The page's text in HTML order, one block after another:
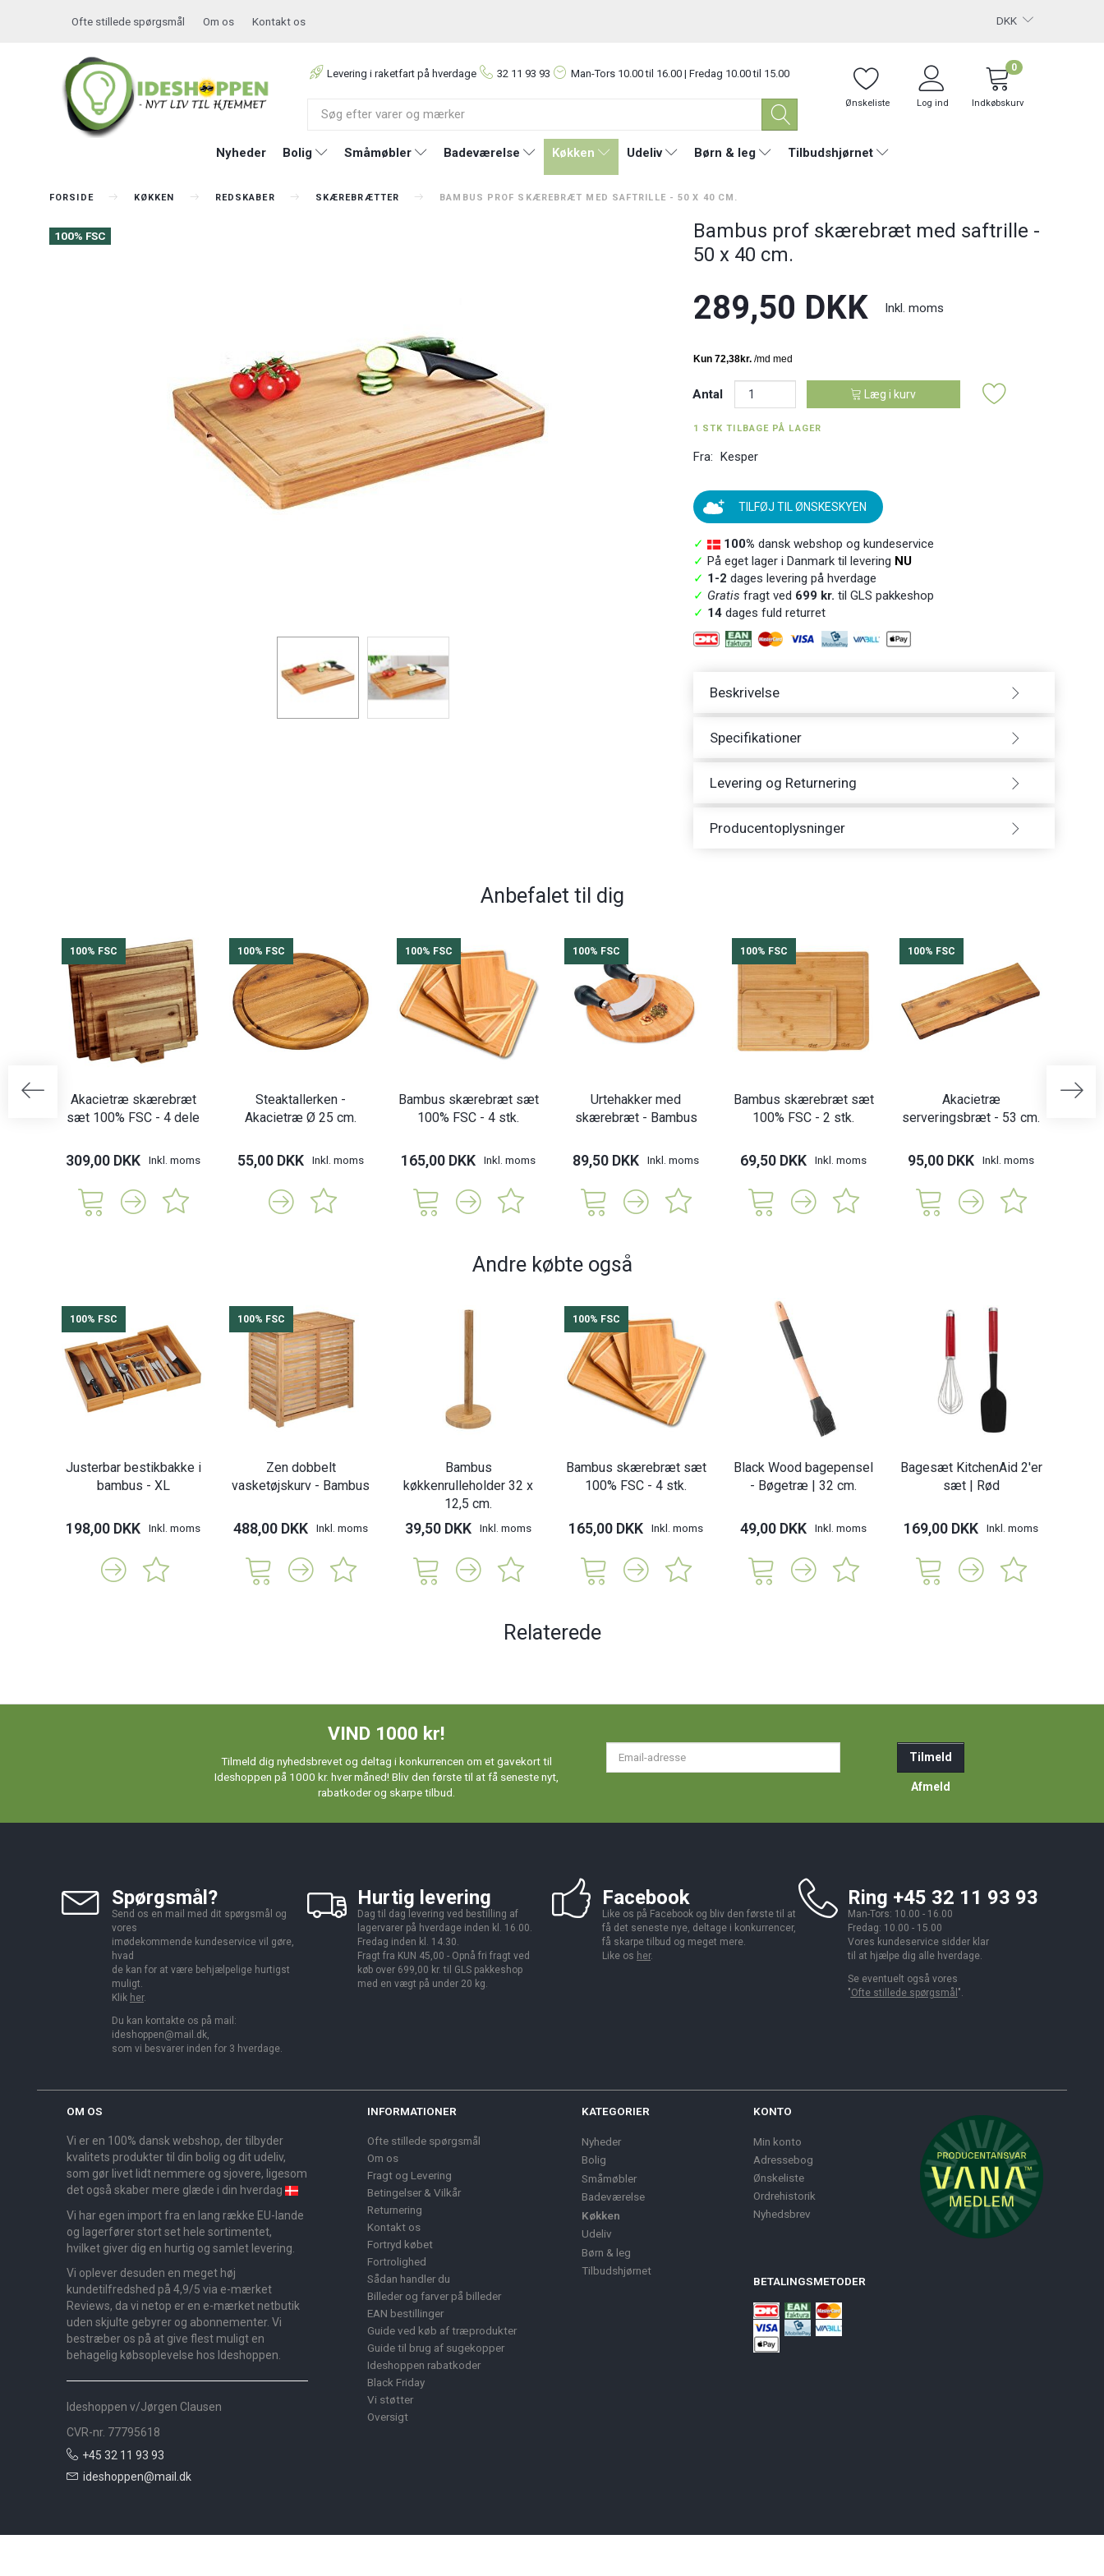
DKK
Ofte stillede spørgsmål Om os Kontakt os
Levering i raketfart på hverdage 32 11 93 93 Man-Tors 10.00 til 16.00 | Fredag 10.00 til 15.00
Ønskeliste Log ind Indkøbskurv
0
Nyheder Bolig Småmøbler Badeværelse Køkken Udeliv Børn & leg Tilbudshjørnet
FORSIDE KØKKEN REDSKABER SKÆREBRÆTTER BAMBUS PROF SKÆREBRÆT MED SAFTRILLE - 50 X 40 CM.
100% FSC
Bambus prof skærebræt med saftrille -
50 x 40 cm.
289,50 DKK Inkl. moms
Antal Læg i kurv
1 STK TILBAGE PÅ LAGER
Fra: Kesper
TILFØJ TIL ØNSKESKYEN
✓ 100% dansk webshop og kundeservice
✓ På eget lager i Danmark til levering NU
✓ 1-2 dages levering på hverdage
✓ Gratis fragt ved 699 kr. til GLS pakkeshop
✓ 14dages fuld returret
Beskrivelse
Specifikationer
Levering og Returnering
Producentoplysninger
Anbefalet til dig
100% FSC
Akacietræ skærebræt
sæt 100% FSC - 4 dele
309,00 DKK Inkl. moms
100% FSC
Steaktallerken -
Akacietræ Ø 25 cm.
55,00 DKK Inkl. moms
100% FSC
Bambus skærebræt sæt
100% FSC - 4 stk.
165,00 DKK Inkl. moms
100% FSC
Urtehakker med
skærebræt - Bambus
89,50 DKK Inkl. moms
100% FSC
Bambus skærebræt sæt
100% FSC - 2 stk.
69,50 DKK Inkl. moms
100% FSC
Akacietræ
serveringsbræt - 53 cm.
95,00 DKK Inkl. moms
Andre købte også
100% FSC
Justerbar bestikbakke i
bambus - XL
198,00 DKK Inkl. moms
100% FSC
Zen dobbelt
vasketøjskurv - Bambus
488,00 DKK Inkl. moms
Bambus
køkkenrulleholder 32 x
12,5 cm.
39,50 DKK Inkl. moms
100% FSC
Bambus skærebræt sæt
100% FSC - 4 stk.
165,00 DKK Inkl. moms
Black Wood bagepensel
- Bøgetræ | 32 cm.
49,00 DKK Inkl. moms
Bagesæt KitchenAid 2'er
sæt | Rød
169,00 DKK Inkl. moms
Relaterede
VIND 1000 kr!
Tilmeld dig nyhedsbrevet og deltag i konkurrencen om et gavekort til
Ideshoppen på 1000 kr. hver måned! Bliv den første til at få seneste nyt,
rabatkoder og skarpe tilbud.
Tilmeld
Afmeld
Spørgsmål?
Send os en mail med dit spørgsmål og
vores
imødekommende kundeservice vil gøre,
hvad
de kan for at være behjælpelige hurtigst
muligt.
Klik her.
Du kan kontakte os på mail:
ideshoppen@mail.dk,
som vi besvarer inden for 3 hverdage.
Hurtig levering
Dag til dag levering ved bestilling af
lagervarer på hverdage inden kl. 16.00.
Fredag inden kl. 14.30.
Fragt fra KUN 45,00 - Opnå fri fragt ved
køb over 699,00 kr. til GLS pakkeshop
med en vægt på under 20 kg.
Facebook
Like os på Facebook og bliv den første til at
få det seneste nye, deltage i konkurrencer,
få skarpe tilbud og meget mere.
Like os her.
Ring +45 32 11 93 93
Man-Tors: 10.00 - 16.00
Fredag: 10.00 - 15.00
Vores kundeservice sidder klar
til at hjælpe dig alle hverdage.
Se eventuelt også vores
"Ofte stillede spørgsmål ".
OM OS
Vi er en 100% dansk webshop, der tilbyder
kvalitets produkter til din bolig og dit udeliv,
som gør livet lidt nemmere og sjovere, ligesom
det også skaber mere glæde i din hverdag
Vi har egen import fra en lang række EU-lande
og lagerfører stort set hele sortimentet,
hvilket giver dig en hurtig og samlet levering.
Vi oplever desuden en meget høj
kundetilfredshed på 4,9/5 via e-mærket
Reviews, da vi netop er en e-mærket netbutik
uden skjulte gebyrer og abonnementer. Vi
bestræber os på at give flest muligt en
behagelig købsoplevelse hos Ideshoppen.
Ideshoppen v/Jørgen Clausen
CVR-nr. 77795618
+45 32 11 93 93
ideshoppen@mail.dk
INFORMATIONER
Ofte stillede spørgsmål
Om os
Fragt og Levering
Betingelser & Vilkår
Returnering
Kontakt os
Fortryd købet
Fortrolighed
Sådan handler du
Billeder og farver på billeder
EAN bestillinger
Guide ved køb af træprodukter
Guide til brug af sugekopper
Ideshoppen rabatkoder
Black Friday
Vi støtter
Oversigt
KATEGORIER
Nyheder
Bolig
Småmøbler
Badeværelse
Køkken
Udeliv
Børn & leg
Tilbudshjørnet
KONTO
Min konto
Adressebog
Ønskeliste
Ordrehistorik
Nyhedsbrev
BETALINGSMETODER